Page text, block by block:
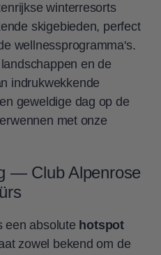
winterresorts
skigebieden, perfect
wellnessprogramma's.
en de
indrukwekkende
geweldige dag op de
met onze
— Club Alpenrose
een absolute hotspot
zowel bekend om de